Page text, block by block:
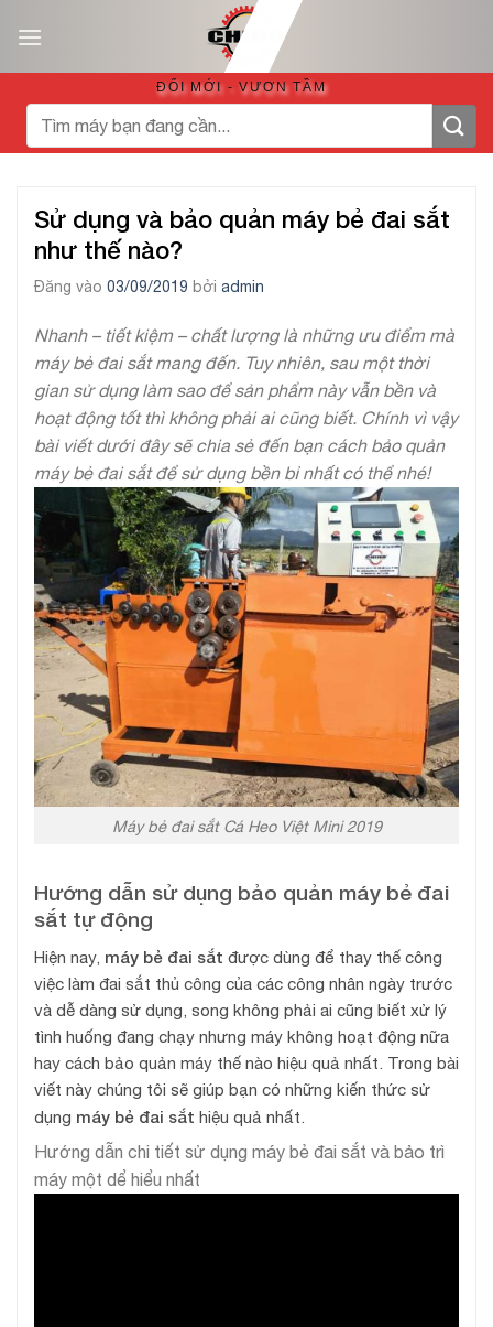
qua
ĐỔI MỚI - VƯƠN TẦM
Tìm
kiếm:
Sử dụng và bảo quản máy bẻ đai sắt
như thế nào?
Đăng vào 03/09/2019 bởi admin
Nhanh – tiết kiệm – chất lượng là những ưu điểm mà
máy bẻ đai sắt mang đến. Tuy nhiên, sau một thời
gian sử dụng làm sao để sản phẩm này vẫn bền và
hoạt động tốt thì không phải ai cũng biết. Chính vì vậy
bài viết dưới đây sẽ chia sẻ đến bạn cách bảo quản
máy bẻ đai sắt để sử dụng bền bỉ nhất có thể nhé!
Máy bẻ đai sắt Cá Heo Việt Mini 2019
Hướng dẫn sử dụng bảo quản máy bẻ đai
sắt tự động
Hiện nay, máy bẻ đai sắt được dùng để thay thế công
việc làm đai sắt thủ công của các công nhân ngày trước
và dễ dàng sử dụng, song không phải ai cũng biết xử lý
tình huống đang chạy nhưng máy không hoạt động nữa
hay cách bảo quản máy thế nào hiệu quả nhất. Trong bài
viết này chúng tôi sẽ giúp bạn có những kiến thức sử
dụng máy bẻ đai sắt hiệu quả nhất.
Hướng dẫn chi tiết sử dụng máy bẻ đai sắt và bảo trì
máy một dể hiểu nhất